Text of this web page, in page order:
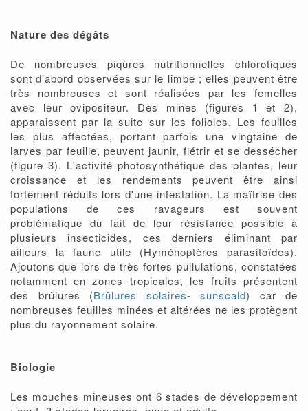
Nature des dégâts
De nombreuses piqûres nutritionnelles chlorotiques
sont d'abord observées sur le limbe ; elles peuvent être
très nombreuses et sont réalisées par les femelles
avec leur ovipositeur. Des mines (figures 1 et 2),
apparaissent par la suite sur les folioles. Les feuilles
les plus affectées, portant parfois une vingtaine de
larves par feuille, peuvent jaunir, flétrir et se dessécher
(figure 3). L'activité photosynthétique des plantes, leur
croissance et les rendements peuvent être ainsi
fortement réduits lors d'une infestation. La maîtrise des
populations de ces ravageurs est souvent
problématique du fait de leur résistance possible à
plusieurs insecticides, ces derniers éliminant par
ailleurs la faune utile (Hyménoptères parasitoïdes).
Ajoutons que lors de très fortes pullulations, constatées
notamment en zones tropicales, les fruits présentent
des brûlures (Brûlures solaires- sunscald) car de
nombreuses feuilles minées et altérées ne les protègent
plus du rayonnement solaire.
Biologie
Les mouches mineuses ont 6 stades de développement